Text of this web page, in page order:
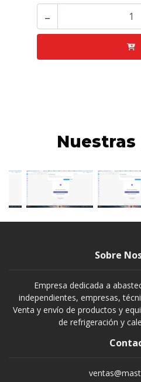
-
Sobre
Empresa dedicada a
independientes, empresas,
Venta y envío de productos y
de refrigeración y